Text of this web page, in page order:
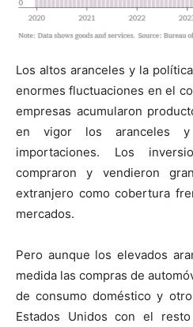
Los altos aranceles y la
enormes fluctuaciones en el
empresas acumularon
en vigor los aranceles
importaciones. Los
compraron y vendieron
extranjero como cobertura
mercados.
Pero aunque los elevados
medida las compras de
de consumo doméstico y
Estados Unidos con el